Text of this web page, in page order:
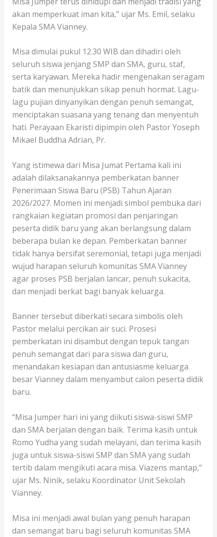
akan memperkuat iman kita,” ujar Ms. Emil, selaku
Kepala SMA Vianney.
Misa dimulai pukul 12.30 WIB dan dihadiri oleh
seluruh siswa jenjang SMP dan SMA, guru, staf,
serta karyawan. Mereka hadir mengenakan seragam
batik dan menunjukkan sikap penuh hormat. Lagu-
lagu pujian dinyanyikan dengan penuh semangat,
menciptakan suasana yang tenang dan menyentuh
hati. Perayaan Ekaristi dipimpin oleh Pastor Yoseph
Mikael Buddha Adrian, Pr.
Yang istimewa dari Misa Jumat Pertama kali ini
adalah dilaksanakannya pemberkatan banner
Penerimaan Siswa Baru (PSB) Tahun Ajaran
2026/2027. Momen ini menjadi simbol pembuka dari
rangkaian kegiatan promosi dan penjaringan
peserta didik baru yang akan berlangsung dalam
beberapa bulan ke depan. Pemberkatan banner
tidak hanya bersifat seremonial, tetapi juga menjadi
wujud harapan seluruh komunitas SMA Vianney
agar proses PSB berjalan lancar, penuh sukacita,
dan menjadi berkat bagi banyak keluarga.
Banner tersebut diberkati secara simbolis oleh
Pastor melalui percikan air suci. Prosesi
pemberkatan ini disambut dengan tepuk tangan
penuh semangat dari para siswa dan guru,
menandakan kesiapan dan antusiasme keluarga
besar Vianney dalam menyambut calon peserta didik
baru.
“Misa Jumper hari ini yang diikuti siswa-siswi SMP
dan SMA berjalan dengan baik. Terima kasih untuk
Romo Yudha yang sudah melayani, dan terima kasih
juga untuk siswa-siswi SMP dan SMA yang sudah
tertib dalam mengikuti acara misa. Viazens mantap,”
ujar Ms. Ninik, selaku Koordinator Unit Sekolah
Vianney.
Misa ini menjadi awal bulan yang penuh harapan
dan semangat baru bagi seluruh komunitas SMA